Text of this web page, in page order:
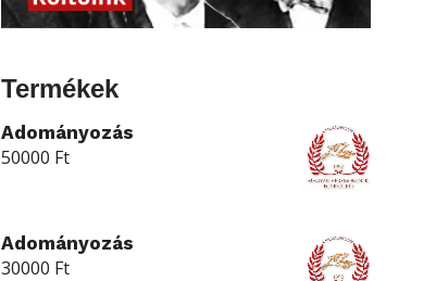
Termékek
Adományozás
50000 Ft
Adományozás
30000 Ft